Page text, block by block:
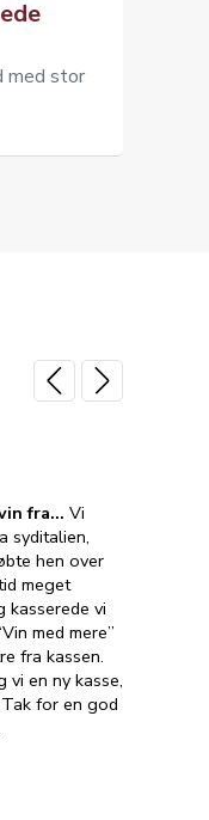
med stor
fra… Vi
syditalien,
hen over
meget
kasserede vi
med mere”
fra kassen.
vi en ny kasse,
for en god